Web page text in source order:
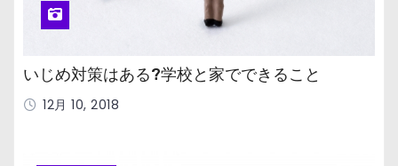
いじめ対策はある?学校と家でできること
12月 10, 2018